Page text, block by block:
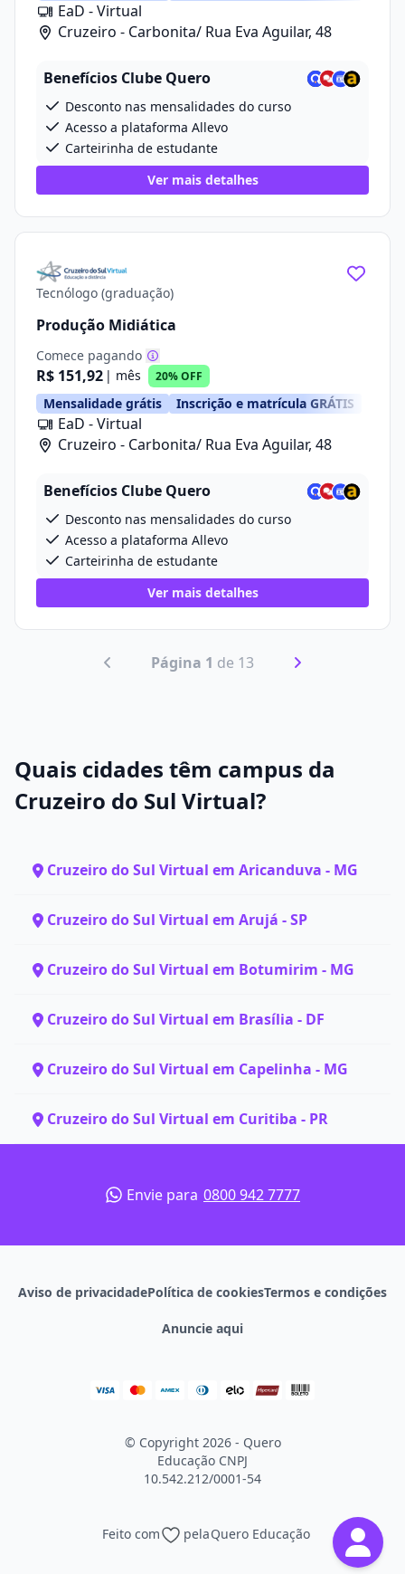
Continuar
EaD - Virtual
Cruzeiro - Carbonita/ Rua Eva Aguilar, 48
Benefícios Clube Quero
Desconto nas mensalidades do curso
Acesso a plataforma Allevo
Carteirinha de estudante
Ver mais detalhes
Tecnólogo (graduação)
Produção Midiática
Comece pagando
R$ 151,92 | mês 20% OFF
Mensalidade grátis Inscrição e matrícula GRÁTIS
EaD - Virtual
Cruzeiro - Carbonita/ Rua Eva Aguilar, 48
Benefícios Clube Quero
Desconto nas mensalidades do curso
Acesso a plataforma Allevo
Carteirinha de estudante
Ver mais detalhes
Página 1 de 13
Quais cidades têm campus da
Cruzeiro do Sul Virtual?
Cruzeiro do Sul Virtual em Aricanduva - MG
Cruzeiro do Sul Virtual em Arujá - SP
Cruzeiro do Sul Virtual em Botumirim - MG
Cruzeiro do Sul Virtual em Brasília - DF
Cruzeiro do Sul Virtual em Capelinha - MG
Cruzeiro do Sul Virtual em Curitiba - PR
Envie para 0800 942 7777
Aviso de privacidadePolítica de cookiesTermos e condições
Anuncie aqui
© Copyright 2026 - Quero
Educação CNPJ
10.542.212/0001-54
Feito com pelaQuero Educação